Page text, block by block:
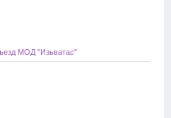
МОД "Изьватас"